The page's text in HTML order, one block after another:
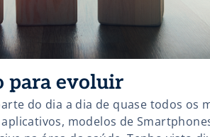
para evoluir
do dia a dia de quase todos os
modelos de